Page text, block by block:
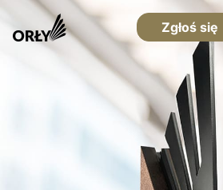
Zgłoś się